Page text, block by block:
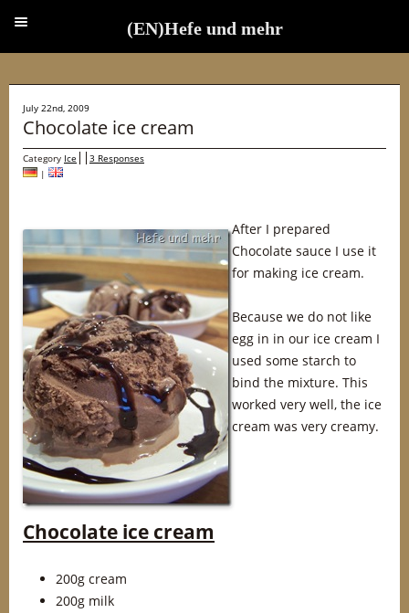
July 22nd, 2009
Chocolate ice cream
Category Ice
3 Responses
|
After I prepared
Chocolate sauce I use it
for making ice cream.
Because we do not like
egg in in our ice cream I
used some starch to
bind the mixture. This
worked very well, the ice
cream was very creamy.
Chocolate ice cream
200g cream
200g milk
(EN)Hefe und mehr
(EN)Hefe und mehr